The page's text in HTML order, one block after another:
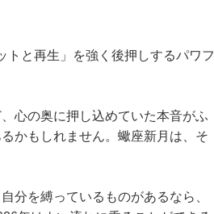
と再生」を強く後押しするパワフ
心の奥に押し込めていた本音がふ
かもしれません。蠍座新月は、そ
分を縛っているものがあるなら、